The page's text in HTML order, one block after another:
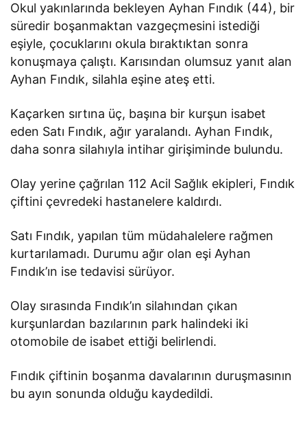
Okul yakınlarında bekleyen Ayhan Fındık (44), bir
süredir boşanmaktan vazgeçmesini istediği
eşiyle, çocuklarını okula bıraktıktan sonra
konuşmaya çalıştı. Karısından olumsuz yanıt alan
Ayhan Fındık, silahla eşine ateş etti.
Kaçarken sırtına üç, başına bir kurşun isabet
eden Satı Fındık, ağır yaralandı. Ayhan Fındık,
daha sonra silahıyla intihar girişiminde bulundu.
Olay yerine çağrılan 112 Acil Sağlık ekipleri, Fındık
çiftini çevredeki hastanelere kaldırdı.
Satı Fındık, yapılan tüm müdahalelere rağmen
kurtarılamadı. Durumu ağır olan eşi Ayhan
Fındık’ın ise tedavisi sürüyor.
Olay sırasında Fındık’ın silahından çıkan
kurşunlardan bazılarının park halindeki iki
otomobile de isabet ettiği belirlendi.
Fındık çiftinin boşanma davalarının duruşmasının
bu ayın sonunda olduğu kaydedildi.